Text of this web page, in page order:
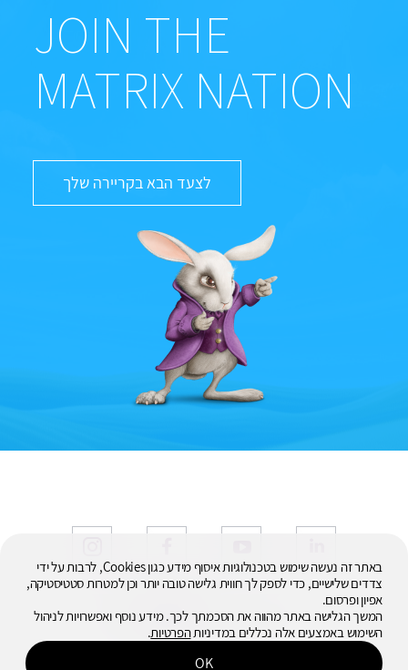
JOIN THE
MATRIX NATION
לצעד הבא בקריירה שלך
באתר זה נעשה שימוש בטכנולוגיות איסוף מידע כגון Cookies, לרבות על ידי
צדדים שלישיים, כדי לספק לך חווית גלישה טובה יותר וכן למטרות סטטיסטיקה,
אפיון ופרסום.
המשך הגלישה באתר מהווה את הסכמתך לכך. מידע נוסף ואפשרויות לניהול
השימוש באמצעים אלה נכללים במדיניותהפרטיות.
OK
כל הזכויות שמורות © 2026